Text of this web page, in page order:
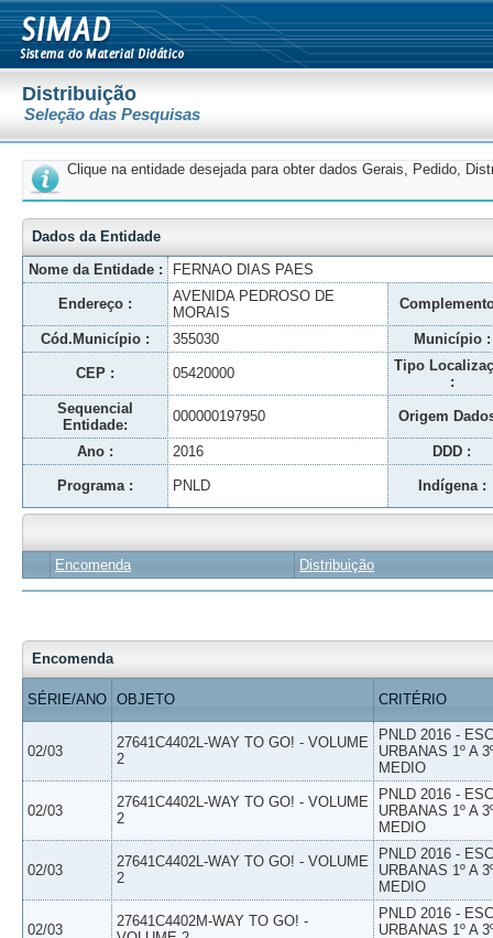
Distribuição
Seleção das Pesquisas
Clique na entidade desejada para obter dados Gerais, Pedido,
Dados da Entidade
Nome da Entidade :
FERNAO DIAS PAES
Endereço :
AVENIDA PEDROSO DE
MORAIS
Cód.Município : 355030 Município :
CEP : 05420000
Tipo
:
Sequencial
Entidade:
000000197950 Origem
Ano : 2016 DDD :
Programa : PNLD Indígena :
Encomenda Distribuição
Encomenda
SÉRIE/ANO OBJETO CRITÉRIO
02/03
27641C4402L-WAY TO GO! - VOLUME
2
PNLD 2016 -
URBANAS 1º A
MEDIO
02/03
27641C4402L-WAY TO GO! - VOLUME
2
PNLD 2016 -
URBANAS 1º A
MEDIO
02/03
27641C4402L-WAY TO GO! - VOLUME
2
PNLD 2016 -
URBANAS 1º A
MEDIO
02/03
27641C4402M-WAY TO GO! -
PNLD 2016 -
URBANAS 1º A